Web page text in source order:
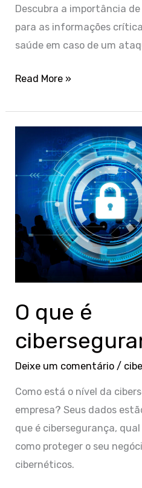
Descubra a importância
para as informações
saúde em caso de um
Read More »
O que é
Deixe um comentário /
Como está o nível da
empresa? Seus dados
que é cibersegurança,
como proteger o seu
cibernéticos.
cibersegurança?